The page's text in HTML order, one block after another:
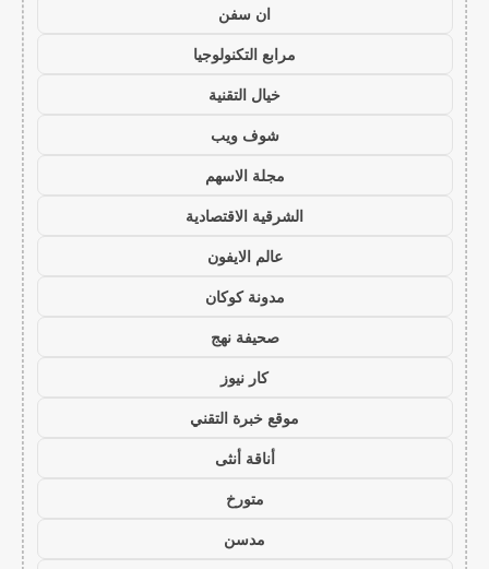
ان سفن
مرابع التكنولوجيا
خيال التقنية
شوف ويب
مجلة الاسهم
الشرقية الاقتصادية
عالم الايفون
مدونة كوكان
صحيفة نهج
كار نيوز
موقع خبرة التقني
أناقة أنثى
متورخ
مدسن